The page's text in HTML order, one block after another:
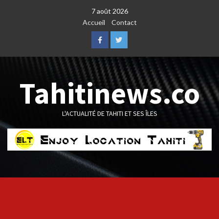
7 août 2026
Accueil
Contact
FacebookTwitter
Tahitinews.co
L'ACTUALITÉ DE TAHITI ET SES ÎLES